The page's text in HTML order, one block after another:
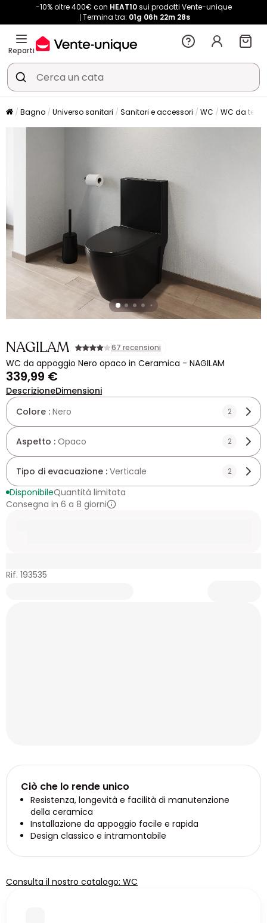
-10% oltre 400€ con HEAT10sui prodotti Vente-unique
Termina tra: 01g 06h 22m 28s
Reparti
Bagno Universo sanitari Sanitari e accessori WC WC da terra
NAGILAM 67 recensioni
WC da appoggio Nero opaco in Ceramica - NAGILAM
339,99 €
DescrizioneDimensioni
Colore : Nero 2
Aspetto : Opaco 2
Tipo di evacuazione : Verticale 2
DisponibileQuantità limitata
Consegna in 6 a 8 giorni
Rif. 193535
Ciò che lo rende unico
Resistenza, longevità e facilità di manutenzione
della ceramica
Installazione da appoggio facile e rapida
Design classico e intramontabile
Consulta il nostro catalogo: WC